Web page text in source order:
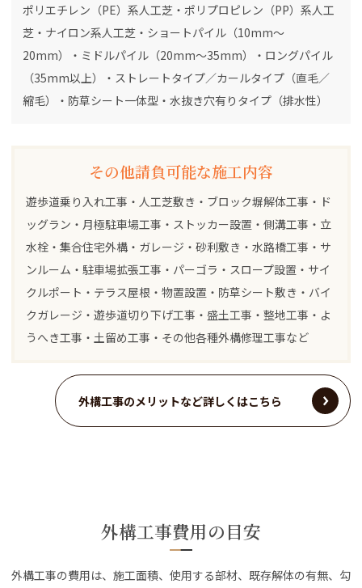
ポリエチレン（PE）系人工芝・ポリプロピレン（PP）系人工
芝・ナイロン系人工芝・ショートパイル（10mm～
20mm）・ミドルパイル（20mm～35mm）・ロングパイル
（35mm以上）・ストレートタイプ／カールタイプ（直毛／
縮毛）・防草シート一体型・水抜き穴有りタイプ（排水性）
その他請負可能な施工内容
遊歩道乗り入れ工事・人工芝敷き・ブロック塀解体工事・ド
ッグラン・月極駐車場工事・ストッカー設置・側溝工事・立
水栓・集合住宅外構・ガレージ・砂利敷き・水路橋工事・サ
ンルーム・駐車場拡張工事・パーゴラ・スロープ設置・サイ
クルポート・テラス屋根・物置設置・防草シート敷き・バイ
クガレージ・遊歩道切り下げ工事・盛土工事・整地工事・よ
うへき工事・土留め工事・その他各種外構修理工事など
外構工事のメリットなど詳しくはこちら
外構工事費用の目安
外構工事の費用は、施工面積、使用する部材、既存解体の有無、勾